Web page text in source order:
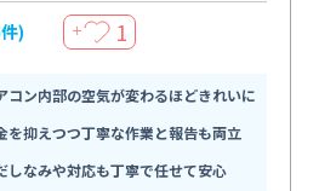
) ＋ 1
コン内部の空気が変わるほどきれいに
を抑えつつ丁寧な作業と報告も両立
しなみや対応も丁寧で任せて安心